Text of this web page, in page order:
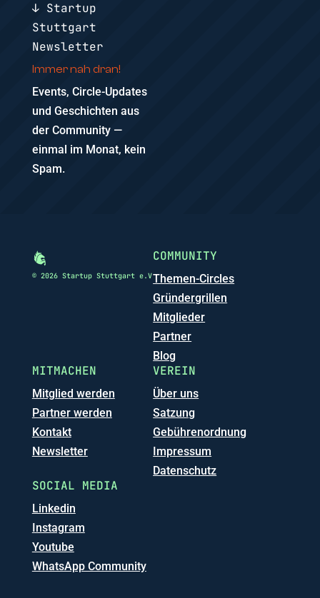
↓ Startup
Stuttgart
Newsletter
Immer nah dran!
Events, Circle-Updates
und Geschichten aus
der Community —
einmal im Monat, kein
Spam.
© 2026 Startup Stuttgart e.V
COMMUNITY
Themen-Circles
Gründergrillen
Mitglieder
Partner
Blog
MITMACHEN
Mitglied werden
Partner werden
Kontakt
Newsletter
VEREIN
Über uns
Satzung
Gebührenordnung
Impressum
Datenschutz
SOCIAL MEDIA
Linkedin
Instagram
Youtube
WhatsApp Community